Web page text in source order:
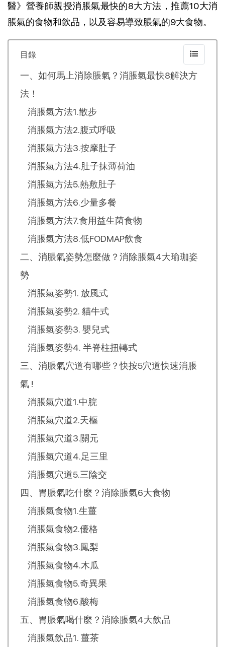
醫》營養師親授消脹氣最快的8大方法，推薦10大消
脹氣的食物和飲品，以及容易導致脹氣的9大食物。
目錄
一、如何馬上消除脹氣？消脹氣最快8解決方
法！
消脹氣方法1.散步
消脹氣方法2.腹式呼吸
消脹氣方法3.按摩肚子
消脹氣方法4.肚子抹薄荷油
消脹氣方法5.熱敷肚子
消脹氣方法6.少量多餐
消脹氣方法7.食用益生菌食物
消脹氣方法8.低FODMAP飲食
二、消脹氣姿勢怎麼做？消除脹氣4大瑜珈姿
勢
消脹氣姿勢1. 放風式
消脹氣姿勢2. 貓牛式
消脹氣姿勢3. 嬰兒式
消脹氣姿勢4. 半脊柱扭轉式
三、消脹氣穴道有哪些？快按5穴道快速消脹
氣 !
消脹氣穴道1.中脘
消脹氣穴道2.天樞
消脹氣穴道3.關元
消脹氣穴道4.足三里
消脹氣穴道5.三陰交
四、胃脹氣吃什麼？消除脹氣6大食物
消脹氣食物1.生薑
消脹氣食物2.優格
消脹氣食物3.鳳梨
消脹氣食物4.木瓜
消脹氣食物5.奇異果
消脹氣食物6.酸梅
五、胃脹氣喝什麼？消除脹氣4大飲品
消脹氣飲品1. 薑茶